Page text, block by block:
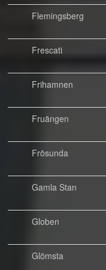
Flemingsberg
Frescati
Frihamnen
Fruängen
Frösunda
Gamla Stan
Globen
Glömsta